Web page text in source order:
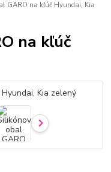
GARO na kľúč Hyundai, Kia
na kľúč